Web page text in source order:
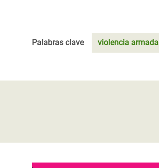
Palabras clave violencia armada